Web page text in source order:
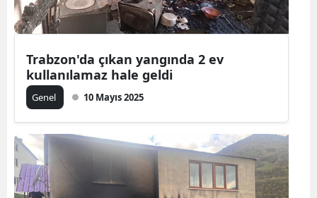
Tekirdağ
Şanlıurfa
Uşak
Van
Trabzon'da çıkan yangında 2 ev
kullanılamaz hale geldi
Genel 10 Mayıs 2025